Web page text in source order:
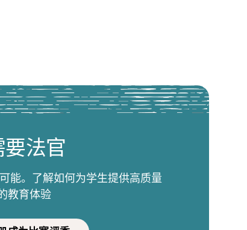
要法官
能。了解如何为学生提供高质量
教育体验